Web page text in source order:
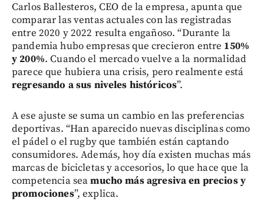
Carlos Ballesteros, CEO de la empresa, apunta que
comparar las ventas actuales con las registradas
entre 2020 y 2022 resulta engañoso. “Durante la
pandemia hubo empresas que crecieron entre 150%
y 200%. Cuando el mercado vuelve a la normalidad
parece que hubiera una crisis, pero realmente está
regresando a sus niveles históricos”.
A ese ajuste se suma un cambio en las preferencias
deportivas. “Han aparecido nuevas disciplinas como
el pádel o el rugby que también están captando
consumidores. Además, hoy día existen muchas más
marcas de bicicletas y accesorios, lo que hace que la
competencia seamucho más agresiva en precios y
promociones”, explica.